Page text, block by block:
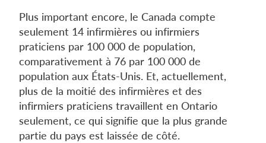
Plus important encore, le Canada compte
seulement 14 infirmières ou infirmiers
praticiens par 100 000 de population,
comparativement à 76 par 100 000 de
population aux États-Unis. Et, actuellement,
plus de la moitié des infirmières et des
infirmiers praticiens travaillent en Ontario
seulement, ce qui signifie que la plus grande
partie du pays est laissée de côté.